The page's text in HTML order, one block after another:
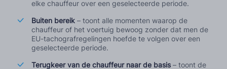
elke chauffeur over een geselecteerde periode.
Buiten bereik – toont alle momenten waarop de
chauffeur of het voertuig bewoog zonder dat men de
EU-tachografregelingen hoefde te volgen over een
geselecteerde periode.
Terugkeer van de chauffeur naar de basis – toont de